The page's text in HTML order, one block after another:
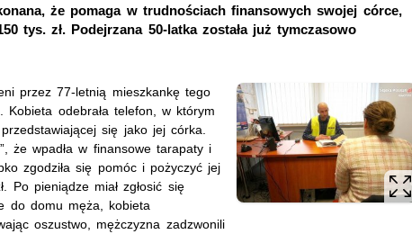
że pomaga w trudnościach finansowych swojej córce,
tys. zł. Podejrzana 50-latka została już tymczasowo
przez 77-letnią mieszkankę tego
Kobieta odebrała telefon, w którym
przedstawiającej się jako jej córka.
że wpadła w finansowe tarapaty i
zgodziła się pomóc i pożyczyć jej
Po pieniądze miał zgłosić się
do domu męża, kobieta
oszustwo, mężczyzna zadzwonili